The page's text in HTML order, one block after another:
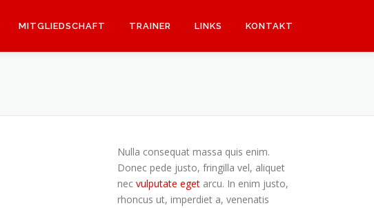
MITGLIEDSCHAFT TRAINER LINKS KONTAKT
Nulla consequat massa quis enim.
Donec pede justo, fringilla vel, aliquet
nec vulputate eget arcu. In enim justo,
rhoncus ut, imperdiet a, venenatis